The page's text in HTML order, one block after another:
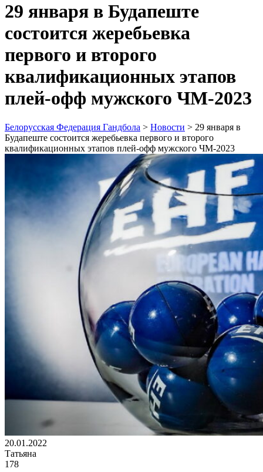
29 января в Будапеште
состоится жеребьевка
первого и второго
квалификационных этапов
плей-офф мужского ЧМ-2023
Белорусская Федерация Гандбола > Новости > 29 января в
Будапеште состоится жеребьевка первого и второго
квалификационных этапов плей-офф мужского ЧМ-2023
20.01.2022
Татьяна
178